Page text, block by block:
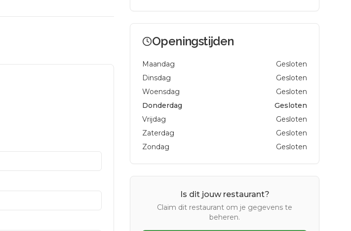
Openingstijden
Maandag
Gesloten
Dinsdag
Gesloten
Woensdag
Gesloten
Donderdag
Gesloten
Vrijdag
Gesloten
Zaterdag
Gesloten
Zondag
Gesloten
Is dit jouw restaurant?
Claim dit restaurant om je gegevens te
beheren.